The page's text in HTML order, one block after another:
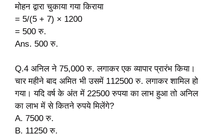
मोहन द्वारा चुकाया गया किराया
= 5/(5 + 7) × 1200
= 500 रु.
Ans. 500 रु.
Q.4 अनिल ने 75,000 रु. लगाकर एक व्यापार प्रारंभ किया।
चार महीने बाद अमित भी उसमें 112500 रु. लगाकर शामिल हो
गया। यदि वर्ष के अंत में 22500 रुपया का लाभ हुआ तो अनिल
का लाभ में से कितने रुपये मिलेंगे?
A. 7500 रु.
B. 11250 रु.